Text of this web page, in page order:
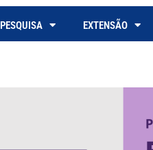
PESQUISA EXTENSÃO